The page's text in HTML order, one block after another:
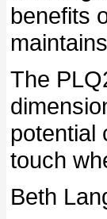
benefits
The
potential
touch
Beth